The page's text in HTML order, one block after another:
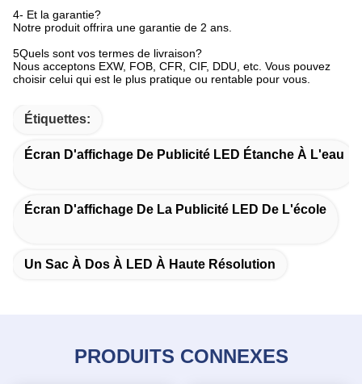
4- Et la garantie?
Notre produit offrira une garantie de 2 ans.
5Quels sont vos termes de livraison?
Nous acceptons EXW, FOB, CFR, CIF, DDU, etc. Vous pouvez
choisir celui qui est le plus pratique ou rentable pour vous.
Étiquettes:
Écran D'affichage De Publicité LED Étanche À L'eau
Écran D'affichage De La Publicité LED De L'école
Un Sac À Dos À LED À Haute Résolution
PRODUITS CONNEXES